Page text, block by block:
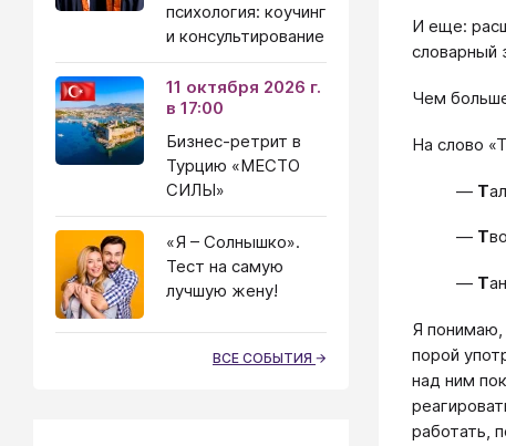
И еще:
словарный
Чем
На слово
— Т
— Т
— Т
Я понимаю,
порой
над ним
работать,
психология: коучинг
и консультирование
11 октября 2026 г.
в 17:00
Бизнес-ретрит в
Турцию «МЕСТО
СИЛЫ»
«Я – Солнышко».
Тест на самую
лучшую жену!
ВСЕ СОБЫТИЯ